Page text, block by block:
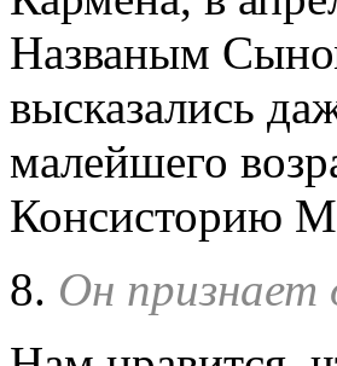
Названым
высказались
малейшего
Консисторию
8. Он признает